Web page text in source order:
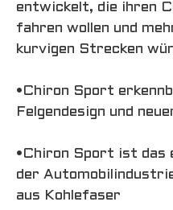
entwickelt, die ihren
fahren wollen und
kurvigen Strecken
•Chiron Sport
Felgendesign und
•Chiron Sport ist das
der
aus Kohlefaser